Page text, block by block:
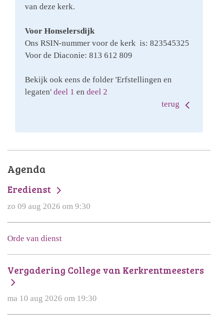
van deze kerk.
Voor Honselersdijk
Ons RSIN-nummer voor de kerk is: 823545325
Voor de Diaconie: 813 612 809
Bekijk ook eens de folder 'Erfstellingen en
legaten' deel 1 en deel 2
terug
Agenda
Eredienst
zo 09 aug 2026 om 9:30
Orde van dienst
Vergadering College van Kerkrentmeesters
ma 10 aug 2026 om 19:30